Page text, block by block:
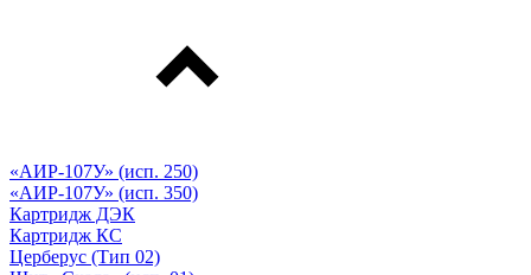
«АИР-107У» (исп. 250)
«АИР-107У» (исп. 350)
Картридж ДЭК
Картридж КС
Церберус (Тип 02)